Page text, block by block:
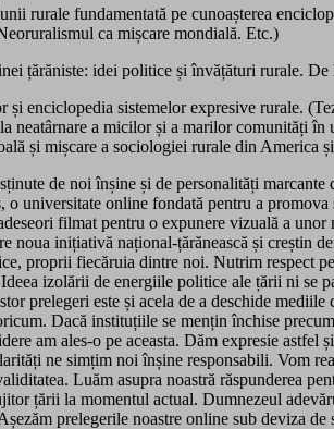
rurale fundamentată pe cunoașterea
ca mișcare mondială. Etc.)
țărăniste: idei politice și învățături rurale.
și enciclopedia sistemelor expresive rurale.
neatârnare a micilor și a marilor comunități
și mișcare a sociologiei rurale din America
de noi înșine și de personalități
o universitate online fondată pentru a promova
filmat pentru o expunere vizuală a
noua inițiativă național-țărănească și creștin
proprii fiecăruia dintre noi. Nutrim respect
izolării de energiile politice ale țării ni se
prelegeri este și acela de a deschide
Dacă instituțiile se mențin închise
am ales-o pe aceasta. Dăm expresie
ne simțim noi înșine responsabili. Vom
Luăm asupra noastră răspunderea
țării la momentul actual. Dumnezeul
prelegerile noastre online sub deviza de